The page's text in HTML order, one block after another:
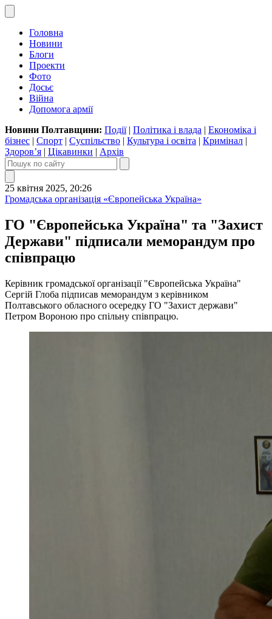
Головна
Новини
Блоги
Проекти
Фото
Досьє
Війна
Допомога армії
Новини Полтавщини: Події| Політика і влада | Економіка і
бізнес | Спорт | Суспільство | Культура і освіта | Кримінал |
Здоров’я | Цікавинки | Архів
25 квітня 2025, 20:26
Громадська організація «Європейська Україна»
ГО "Європейська Україна" та "Захист
Держави" підписали меморандум про
співпрацю
Керівник громадської організації "Європейська Україна"
Сергій Глоба підписав меморандум з керівником
Полтавського обласного осередку ГО "Захист держави"
Петром Вороною про спільну співпрацю.